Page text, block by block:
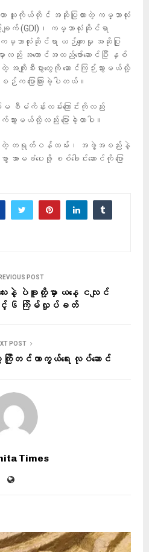
ကိုယ်တိုင် အဆိုပြုထားတဲ့ ကမ္ဘာလုံး
ချက် (GDI)၊ ကမ္ဘာလုံးဆိုင်ရာ
ကမ္ဘာလုံးဆိုင်ရာ ယဉ်ကျေးမှု အဆိုပြု
ည်း အကောင်အထည်ဖော်ဆောင်ပြီး နှစ်
ျိုးစီးပွားတွေကို ဆောင်ကြဉ်းသွားမယ်လို့
ဉ်က ပြောကြားခဲ့ပါတယ်။
စီမံကိန်းလမ်းကြောင်းကိုလည်း
းမယ်လို့လည်း ပြောခဲ့တာပါ။
ရှိတဲ့ တရုတ်ဝန်ထမ်း၊ အဖွဲ့အစည်းနဲ့
ာမခံပေးဖို့ စစ်ခေါင်းဆောင်ကို ပြော
POST
းနဲ့ ပဲခူးတို့မှာ ယနေ့ ငလျင်
၆ ကြိမ်လှုပ်ခတ်
POST
ကြိုတင်ကာကွယ်ရေး လုပ်ဆောင်
Times